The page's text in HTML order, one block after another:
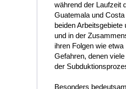
während der Laufzeit
Guatemala und
beiden
und in der
ihren Folgen wie
Gefahren, denen
der
Besonders